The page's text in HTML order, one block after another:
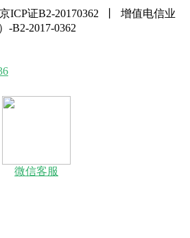
ICP证B2-20170362 丨 增值电信业
-B2-2017-0362
微信客服